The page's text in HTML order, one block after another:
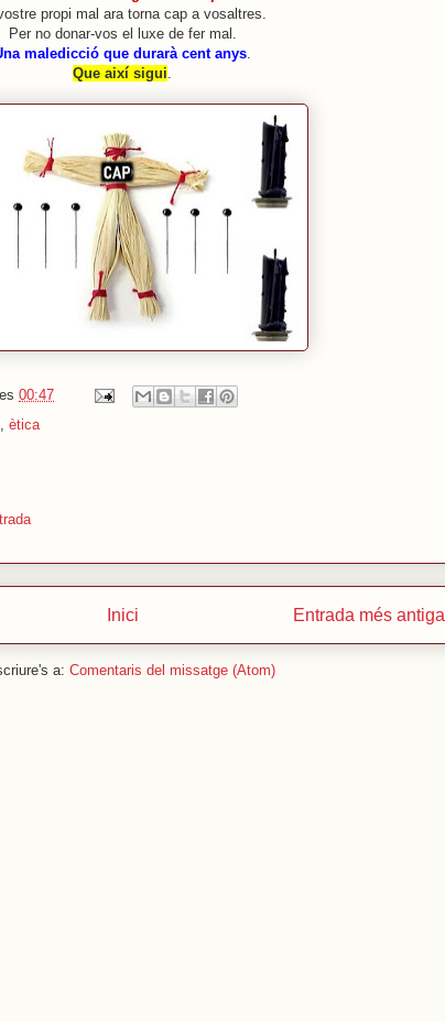
propi mal ara torna cap a vosaltres.
Per no donar-vos el luxe de fer mal.
maledicció que durarà cent anys.
Que així sigui.
00:47
, ètica
Entrada més antiga
Inici
a: Comentaris del missatge (Atom)